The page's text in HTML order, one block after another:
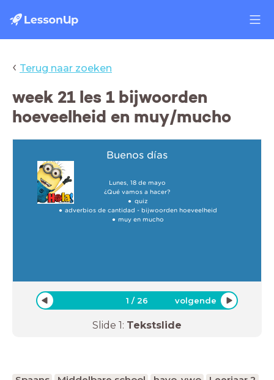
‹ Terug naar zoeken
week 21 les 1 bijwoorden
hoeveelheid en muy/mucho
Buenos días
Lunes, 18 de mayo
¿Qué vamos a hacer?
quiz
adverbios de cantidad - bijwoorden hoeveelheid
muy en mucho
1 /26 volgende
Slide 1: Tekstslide